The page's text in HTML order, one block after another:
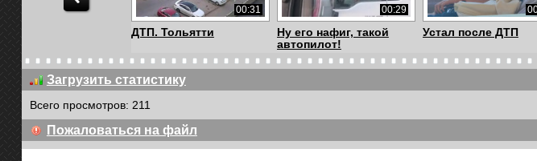
00:31
ДТП. Тольятти
00:29
Ну его нафиг, такой
автопилот!
Устал после ДТП
00:17
дереевенское ДТП
00:41
ДТП с пешеходом и
Самара Пьяный
Загрузить статистику
Всего просмотров: 211
Пожаловаться на файл